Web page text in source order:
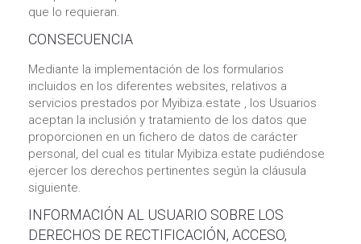
que lo requieran.
CONSECUENCIA
Mediante la implementación de los formularios
incluidos en los diferentes websites, relativos a
servicios prestados por Myibiza.estate , los Usuarios
aceptan la inclusión y tratamiento de los datos que
proporcionen en un fichero de datos de carácter
personal, del cual es titular Myibiza.estate pudiéndose
ejercer los derechos pertinentes según la cláusula
siguiente.
INFORMACIÓN AL USUARIO SOBRE LOS
DERECHOS DE RECTIFICACIÓN, ACCESO,